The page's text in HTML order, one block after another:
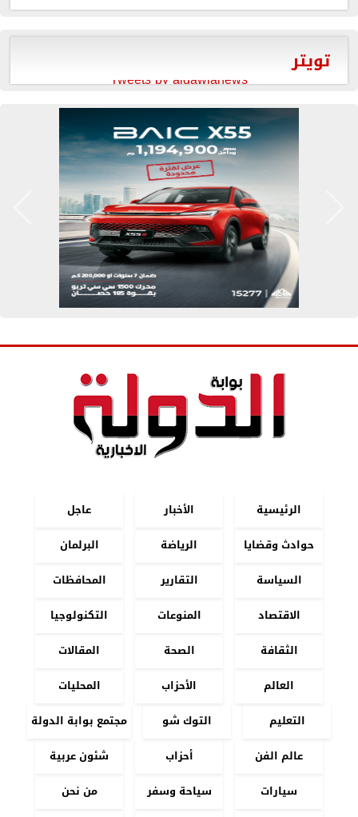
تويتر
Tweets by aldawlanews
الرئيسية الأخبار
عاجل
حوادث وقضايا
الرياضة
البرلمان
السياسة
التقارير
المحافظات
الاقتصاد
المنوعات
التكنولوجيا
الثقافة
الصحة
المقالات
العالم
الأحزاب
المحليات
التعليم
التوك شو
مجتمع بوابة الدولة
عالم الفن
أحزاب
شئون عربية
سيارات
سياحة وسفر
من نحن